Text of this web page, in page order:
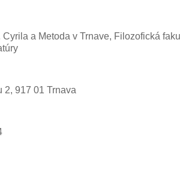
Cyrila a Metoda v Trnave, Filozofická
2, 917 01 Trnava